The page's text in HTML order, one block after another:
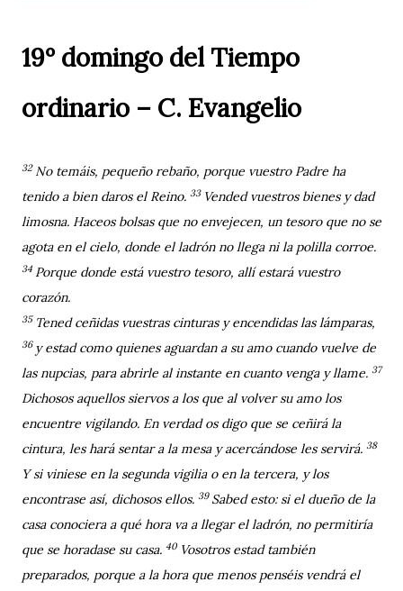
19º domingo del Tiempo
ordinario – C. Evangelio
32 No temáis, pequeño rebaño, porque vuestro Padre ha
tenido a bien daros el Reino. 33 Vended vuestros bienes y dad
limosna. Haceos bolsas que no envejecen, un tesoro que no se
agota en el cielo, donde el ladrón no llega ni la polilla corroe.
34 Porque donde está vuestro tesoro, allí estará vuestro
corazón.
35 Tened ceñidas vuestras cinturas y encendidas las lámparas,
36 y estad como quienes aguardan a su amo cuando vuelve de
las nupcias, para abrirle al instante en cuanto venga y llame. 37
Dichosos aquellos siervos a los que al volver su amo los
encuentre vigilando. En verdad os digo que se ceñirá la
cintura, les hará sentar a la mesa y acercándose les servirá. 38
Y si viniese en la segunda vigilia o en la tercera, y los
encontrase así, dichosos ellos. 39 Sabed esto: si el dueño de la
casa conociera a qué hora va a llegar el ladrón, no permitiría
que se horadase su casa. 40 Vosotros estad también
preparados, porque a la hora que menos penséis vendrá el